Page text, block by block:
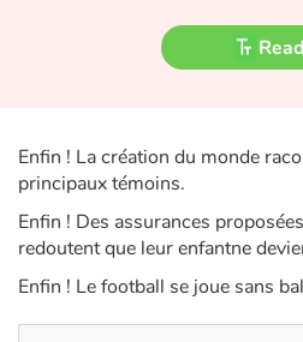
Travel, epic, investigation,
Learning
Arts, space, activities
Read
Enfin ! La création du monde
principaux témoins.
Enfin ! Des assurances
redoutent que leur enfantne
Enfin ! Le football se joue sans